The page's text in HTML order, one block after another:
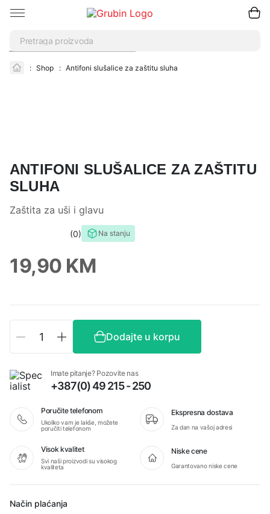
: Shop : Antifoni slušalice za zaštitu sluha
ANTIFONI SLUŠALICE ZA ZAŠTITU
SLUHA
Zaštita za uši i glavu
0 Na stanju
19,90 KM
Antifoni
slušalice
za
sluha
količina
Dodajte u korpu
Imate pitanje? Pozovite nas
+387(0) 49 215 - 250
Poručite telefonom
Ukoliko vam je lakše, možete
poručiti telefonom
Ekspresna dostava
Za dan na vašoj adresi
Visok kvalitet
Svi naši proizvodi su visokog
kvaliteta
Niske cene
Garantovano niske cene
Način plaćanja